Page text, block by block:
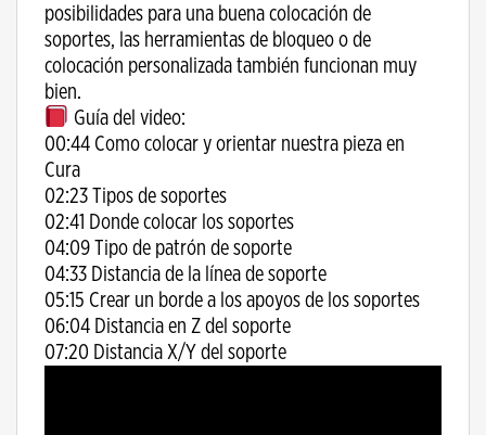
posibilidades para una buena colocación de
soportes, las herramientas de bloqueo o de
colocación personalizada también funcionan muy
bien.
Guía del video:
00:44 Como colocar y orientar nuestra pieza en
Cura
02:23 Tipos de soportes
02:41 Donde colocar los soportes
04:09 Tipo de patrón de soporte
04:33 Distancia de la línea de soporte
05:15 Crear un borde a los apoyos de los soportes
06:04 Distancia en Z del soporte
07:20 Distancia X/Y del soporte